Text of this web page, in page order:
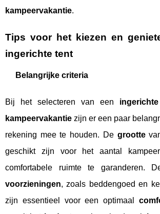
kampeervakantie.
Tips voor het kiezen en
ingerichte tent
Belangrijke criteria
Bij het selecteren van een
kampeervakantie zijn er een paar
rekening mee te houden. De grootte
geschikt zijn voor het aantal
comfortabele ruimte te garanderen.
voorzieningen, zoals beddengoed en
zijn essentieel voor een optimaal